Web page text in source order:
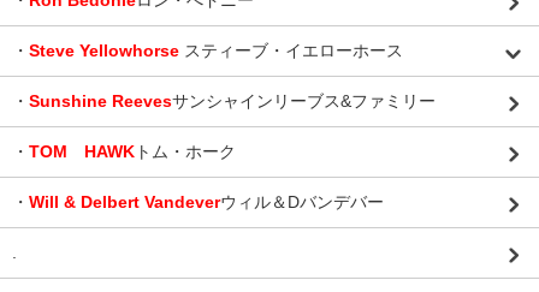
・ Steve Yellowhorse スティーブ・イエローホース
・ Sunshine Reevesサンシャインリーブス&ファミリー
・ TOM HAWK トム・ホーク
・ Will & Delbert Vandeverウィル＆Dバンデバー